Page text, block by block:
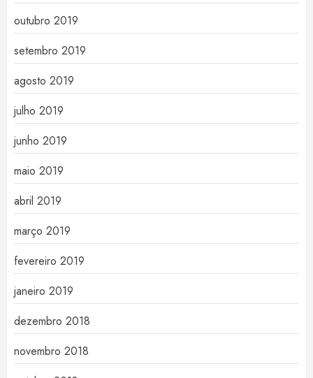
outubro 2019
setembro 2019
agosto 2019
julho 2019
junho 2019
maio 2019
abril 2019
março 2019
fevereiro 2019
janeiro 2019
dezembro 2018
novembro 2018